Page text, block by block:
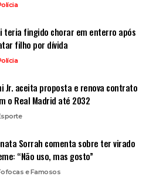
teria fingido chorar em enterro após
filho por dívida
Jr. aceita proposta e renova contrato
o Real Madrid até 2032
Sorrah comenta sobre ter virado
“Não uso, mas gosto”
e Famosos